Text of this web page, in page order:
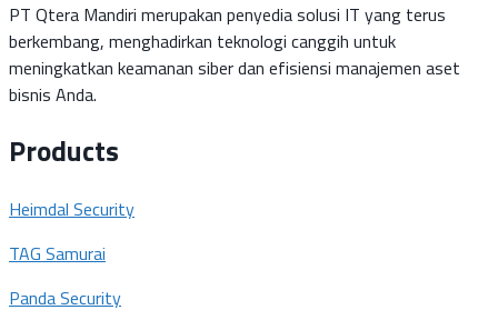
PT Qtera Mandiri merupakan penyedia solusi IT yang terus
berkembang, menghadirkan teknologi canggih untuk
meningkatkan keamanan siber dan efisiensi manajemen aset
bisnis Anda.
Products
Heimdal Security
TAG Samurai
Panda Security